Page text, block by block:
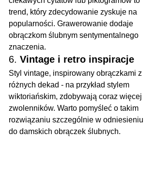
trend, który zdecydowanie zyskuje na
popularności. Grawerowanie dodaje
obrączkom ślubnym sentymentalnego
znaczenia.
6. Vintage i retro inspiracje
Styl vintage, inspirowany obrączkami z
różnych dekad - na przykład stylem
wiktoriańskim, zdobywają coraz więcej
zwolenników. Warto pomyśleć o takim
rozwiązaniu szczególnie w odniesieniu
do damskich obrączek ślubnych.